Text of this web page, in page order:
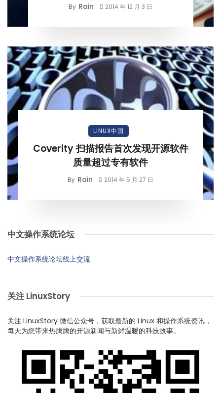
By Rain 2014 年 12 月 3 日
LINUX中国
Coverity 扫描报告首次发现开源软件
质量超过专有软件
By Rain 2014 年 5 月 27 日
中文操作系统论坛
中文操作系统论坛线上交流
关注 LinuxStory
关注 LinuxStory 微信公众号，获取最新的 Linux 和操作系统资讯，
每天为您带来热腾腾的开源新闻与新鲜温暖的科技故事。